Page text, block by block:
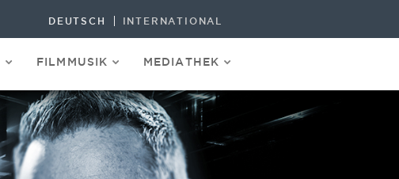
DEUTSCH INTERNATIONAL
FILMMUSIK MEDIATHEK